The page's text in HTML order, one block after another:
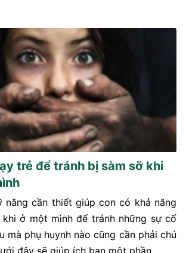
trẻ để tránh bị sàm sỡ khi
năng cần thiết giúp con có khả năng
ở một mình để tránh những sự cố
mà phụ huynh nào cũng cần phải chú